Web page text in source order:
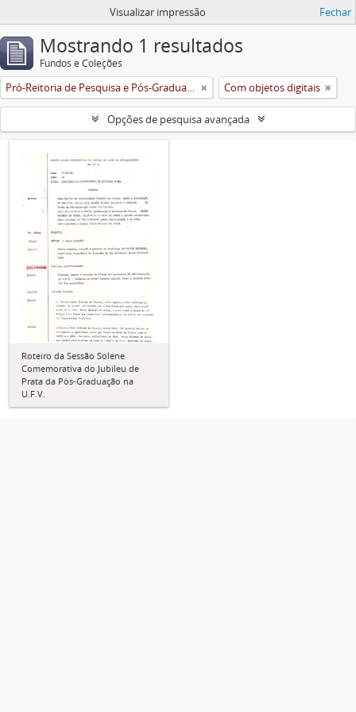
Visualizar impressão Fechar
Mostrando 1 resultados
Fundos e Coleções
Pró-Reitoria de Pesquisa e Pós-Graduação Com objetos digitais
Opções de pesquisa avançada
Roteiro da Sessão Solene
Comemorativa do Jubileu de
Prata da Pós-Graduação na
U.F.V.